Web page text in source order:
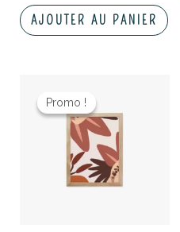
AJOUTER AU PANIER
Promo !
Promo !
initial
était :
10,90 €.
actuel
est :
7,00 €.